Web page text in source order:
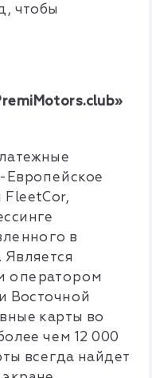
чтобы
в
оператором
Восточной
карты во
чем 12 000
всегда найдет